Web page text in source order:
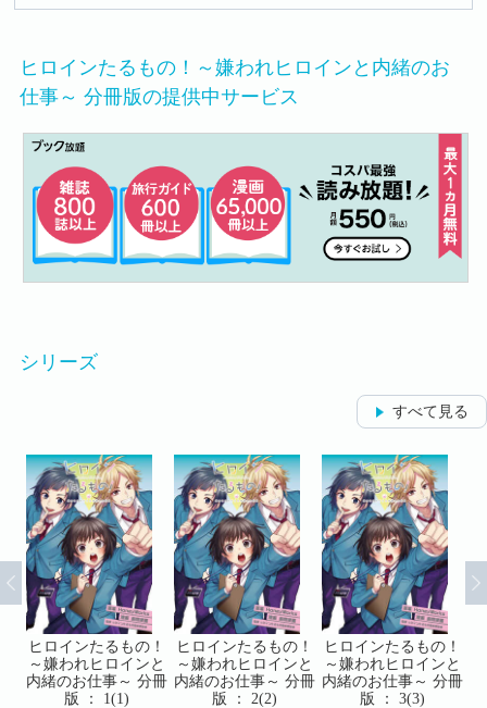
ヒロインたるもの！～嫌われヒロインと内緒のお
仕事～ 分冊版の提供中サービス
シリーズ
すべて見る
ヒロインたるもの！
～嫌われヒロインと
内緒のお仕事～ 分冊
版 ： 1(1)
ヒロインたるもの！
～嫌われヒロインと
内緒のお仕事～ 分冊
版 ： 2(2)
ヒロインたるもの！
～嫌われヒロインと
内緒のお仕事～ 分冊
版 ： 3(3)